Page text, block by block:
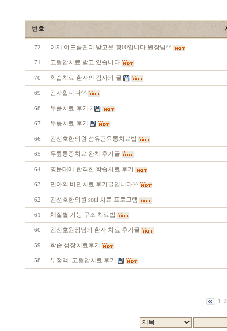
번호
72 어제 여드름관리 받고온 황00입니다 원장님^^
71 고혈압치료 받고 있습니다
70 학습치료 환자의 감사의 글
69 감사합니다^^
68 무플치료 후기 2
67 무릎치료 후기
66 김선호한의원 섬유근육통치료법
65 무릎통증치료 완치 후기글
64 명문대에 합격한 학습치료 후기
63 민아의 비만치료 후기글입니다^^
62 김선호한의원 soul 치료 프로그램
61 체질별 기능 구조 치료법
60 김선호원장님의 환자 치료 후기글
59 학습.성장치료후기
58 부정맥+고혈압치료 후기
1 2